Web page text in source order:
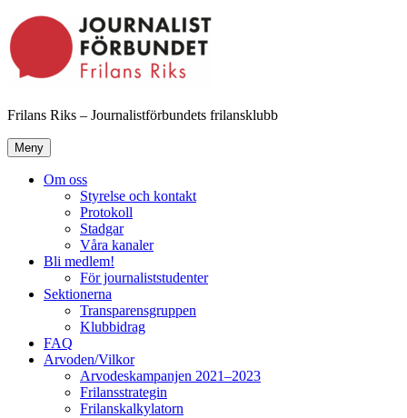
Hoppa
till
innehåll
Frilans Riks – Journalistförbundets frilansklubb
Meny
Om oss
Styrelse och kontakt
Protokoll
Stadgar
Våra kanaler
Bli medlem!
För journaliststudenter
Sektionerna
Transparensgruppen
Klubbidrag
FAQ
Arvoden/Vilkor
Arvodeskampanjen 2021–2023
Frilansstrategin
Frilanskalkylatorn